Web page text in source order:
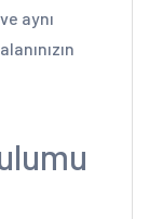
aynı